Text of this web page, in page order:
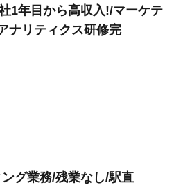
1年目から高収入!/マーケテ
ナリティクス研修完
ング業務/残業なし/駅直